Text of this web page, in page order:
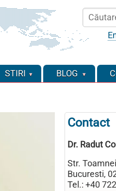
Căutare
STIRI BLOG
Contact
Dr. Radut
Str.
Bucuresti,
Tel.: +40